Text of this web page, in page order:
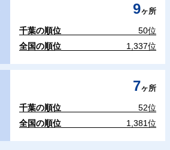
9ヶ所
千葉の順位
50位
全国の順位
1,337位
7ヶ所
千葉の順位
52位
全国の順位
1,381位